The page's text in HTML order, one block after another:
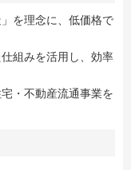
を理念に、低価格で
組みを活用し、効率
・不動産流通事業を